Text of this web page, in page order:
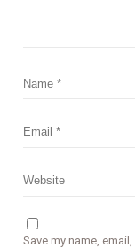
Save my name,